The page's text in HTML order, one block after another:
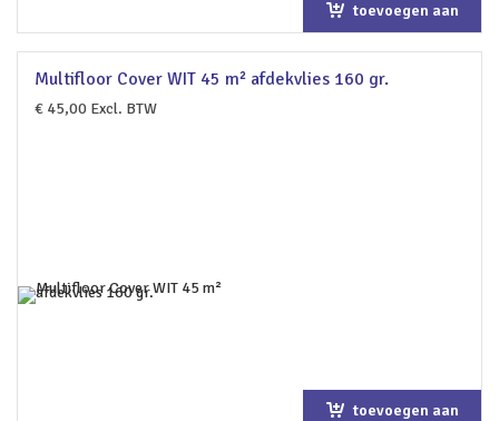
toevoegen aan
winkelwagen
Multifloor Cover WIT 45 m² afdekvlies 160 gr.
€ 45,00 Excl. BTW
toevoegen aan